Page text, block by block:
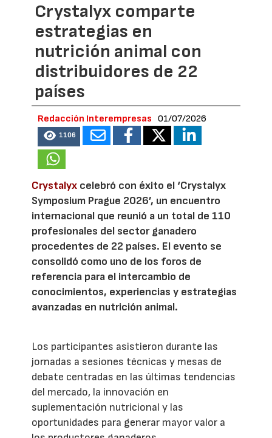
Crystalyx comparte
estrategias en
nutrición animal con
distribuidores de 22
países
Redacción Interempresas 01/07/2026
1106
Crystalyx celebró con éxito el ‘Crystalyx
Symposium Prague 2026’, un encuentro
internacional que reunió a un total de 110
profesionales del sector ganadero
procedentes de 22 países. El evento se
consolidó como uno de los foros de
referencia para el intercambio de
conocimientos, experiencias y estrategias
avanzadas en nutrición animal.
Los participantes asistieron durante las
jornadas a sesiones técnicas y mesas de
debate centradas en las últimas tendencias
del mercado, la innovación en
suplementación nutricional y las
oportunidades para generar mayor valor a